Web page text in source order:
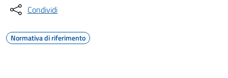
Condividi
Normativa di riferimento